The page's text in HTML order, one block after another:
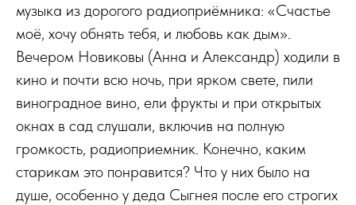
музыка из дорогого радиоприёмника: «Счастье
моё, хочу обнять тебя, и любовь как дым».
Вечером Новиковы (Анна и Александр) ходили в
кино и почти всю ночь, при ярком свете, пили
виноградное вино, ели фрукты и при открытых
окнах в сад слушали, включив на полную
громкость, радиоприемник. Конечно, каким
старикам это понравится? Что у них было на
душе, особенно у деда Сыгнея после его строгих